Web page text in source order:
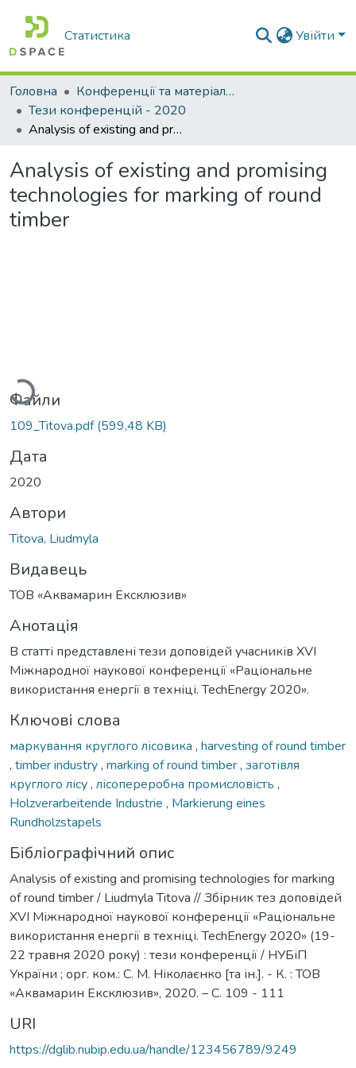
Статистика Увійти
Головна
Конференції та матеріали конференцій
Тези конференцій - 2020
Analysis of existing and promising technologies for marking of round timber
Analysis of existing and promising
technologies for marking of round
timber
Файли
109_Titova.pdf(599,48 KB)
Дата
2020
Автори
Titova, Liudmyla
Видавець
ТОВ «Аквамарин Ексклюзив»
Анотація
В статті представлені тези доповідей учасників XVІ
Міжнародної наукової конференції «Раціональне
використання енергії в техніці. TechEnergy 2020».
Ключові слова
маркування круглого лісовика , harvesting of round timber
, timber industry, marking of round timber, заготівля
круглого лісу, лісопереробна промисловість ,
Holzverarbeitende Industrie , Markierung eines
Rundholzstapels
Бібліографічний опис
Analysis of existing and promising technologies for marking
of round timber / Liudmyla Titova // Збірник тез доповідей
XVІ Міжнародної наукової конференції «Раціональне
використання енергії в техніці. TechEnergy 2020» (19-
22 травня 2020 року) : тези конференції / НУБіП
України ; орг. ком.: С. М. Ніколаєнко [та ін.]. - К. : ТОВ
«Аквамарин Ексклюзив», 2020. – С. 109 - 111
URI
https://dglib.nubip.edu.ua/handle/123456789/9249